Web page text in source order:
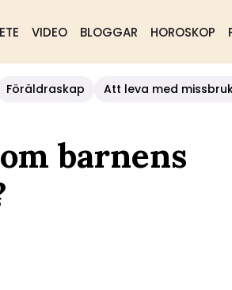
VIDEO BLOGGAR HOROSKOP
Föräldraskap
Att leva med
barnens